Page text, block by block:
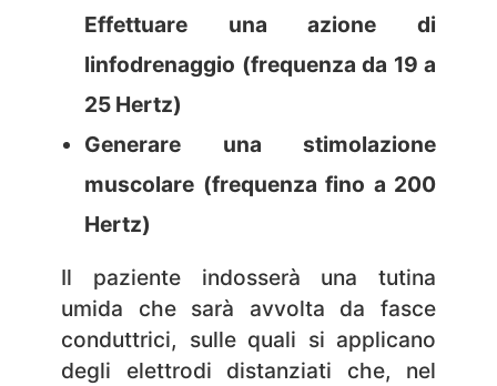
Effettuare una azione di
linfodrenaggio (frequenza da 19 a
25 Hertz)
Generare una stimolazione
muscolare (frequenza fino a 200
Hertz)
Il paziente indosserà una tutina
umida che sarà avvolta da fasce
conduttrici, sulle quali si applicano
degli elettrodi distanziati che, nel